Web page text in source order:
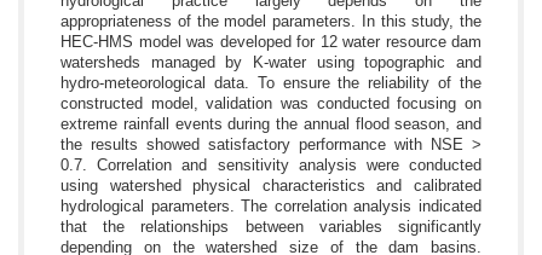
appropriateness of the model parameters. In this study, the
HEC-HMS model was developed for 12 water resource dam
watersheds managed by K-water using topographic and
hydro-meteorological data. To ensure the reliability of the
constructed model, validation was conducted focusing on
extreme rainfall events during the annual flood season, and
the results showed satisfactory performance with NSE >
0.7. Correlation and sensitivity analysis were conducted
using watershed physical characteristics and calibrated
hydrological parameters. The correlation analysis indicated
that the relationships between variables significantly
depending on the watershed size of the dam basins.